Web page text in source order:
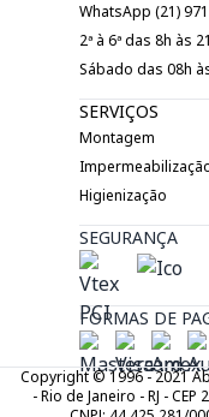
WhatsApp (21)
2ª à 6ª das 8h às
Sábado das 08h
SERVIÇOS
Montagem
Higienização
SEGURANÇA
FORMAS DE
Copyright © 1996 - 2021
- Rio de Janeiro - RJ -